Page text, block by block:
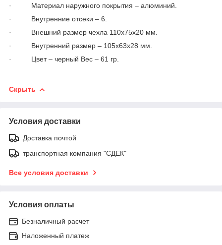
· Материал наружного покрытия – алюминий.
· Внутренние отсеки – 6.
· Внешний размер чехла 110х75х20 мм.
· Внутренний размер – 105х63х28 мм.
· Цвет – черный Вес – 61 гр.
Скрыть
Условия доставки
Доставка почтой
транспортная компания "СДЕК"
Все условия доставки
Условия оплаты
Безналичный расчет
Наложенный платеж